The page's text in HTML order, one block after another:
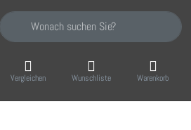
Geben Sie einen Suchbegriff ein. Während
Vergleichen Wunschliste Warenkorb